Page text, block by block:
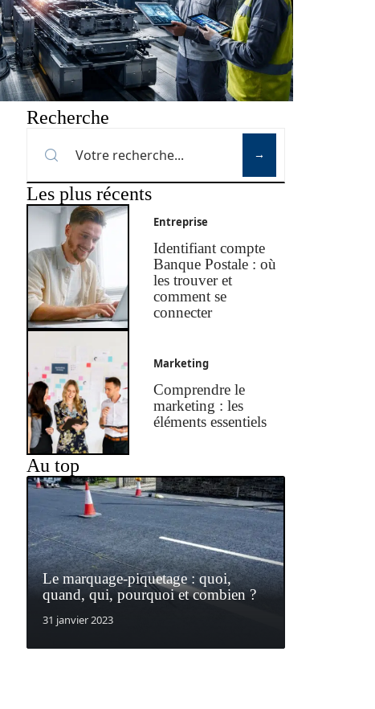
Recherche
Les plus récents
Entreprise
Identifiant compte
Banque Postale : où
les trouver et
comment se
connecter
Marketing
Comprendre le
marketing : les
éléments essentiels
Au top
Le marquage-piquetage : quoi,
quand, qui, pourquoi et combien ?
31 janvier 2023